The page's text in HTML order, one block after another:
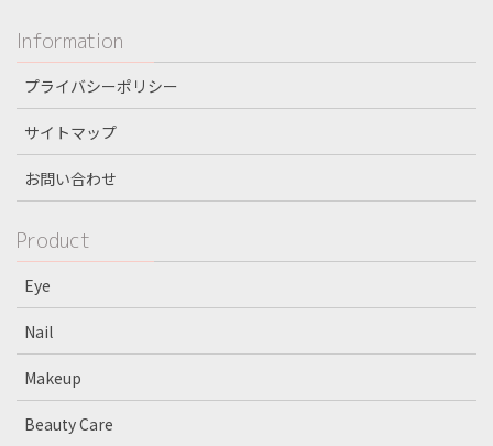
Information
プライバシーポリシー
サイトマップ
お問い合わせ
Product
Eye
Nail
Makeup
Beauty Care